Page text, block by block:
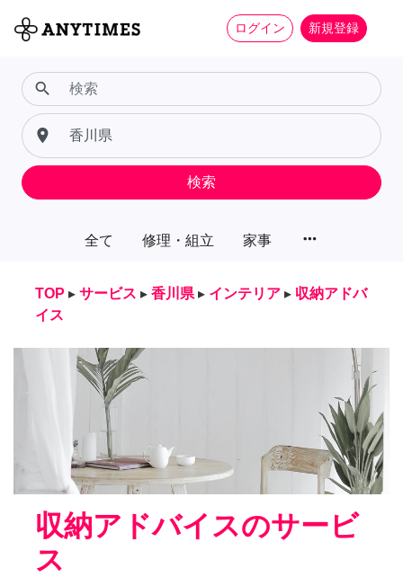
ログイン 新規登録
全て 修理・組立 家事 more_horiz
search
place
検索
TOP ▸ サービス ▸ 香川県 ▸ インテリア ▸ 収納アドバ
イス
収納アドバイスのサービ
ス